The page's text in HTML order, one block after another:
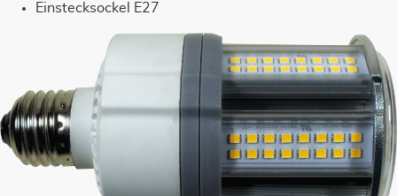
Einstecksockel E27